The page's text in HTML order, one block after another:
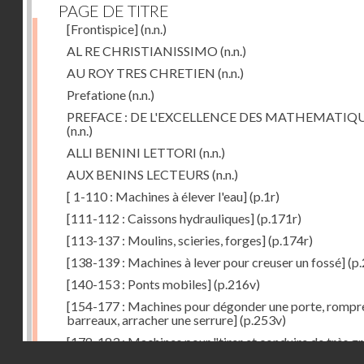
PAGE DE TITRE
[Frontispice](n.n.)
AL RE CHRISTIANISSIMO (n.n.)
AU ROY TRES CHRETIEN (n.n.)
Prefatione(n.n.)
PREFACE : DE L'EXCELLENCE DES
(n.n.)
ALLI BENINI LETTORI (n.n.)
AUX BENINS LECTEURS (n.n.)
[ 1-110 : Machines à élever l'eau](p.1r)
[111-112 : Caissons hydrauliques](p.171r)
[113-137 : Moulins, scieries, forges](p.174r)
[138-139 : Machines à lever pour creuser un fossé]
[140-153 : Ponts mobiles](p.216v)
[154-177 : Machines pour dégonder une porte,
barreaux, arracher une serrure](p.253v)
[178-183 : Machines pour "tirer et conduire de très